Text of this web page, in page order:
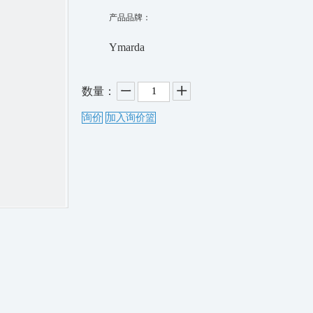
产品品牌：
Ymarda
数量：
询价 加入询价篮